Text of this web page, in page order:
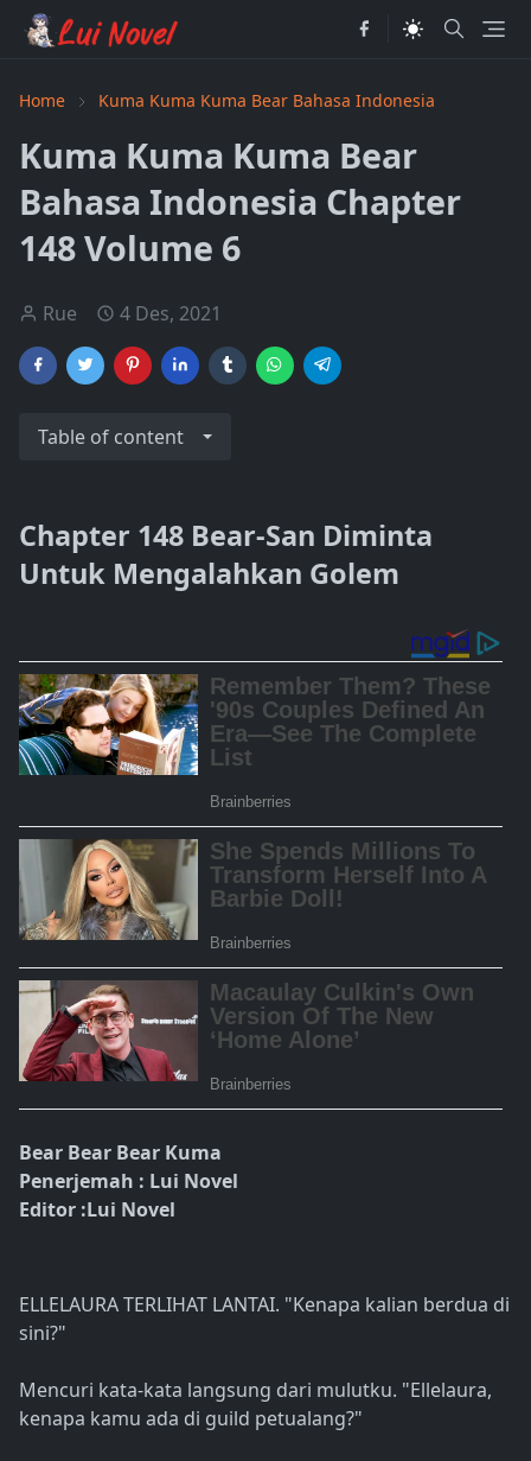
Home Kuma Kuma Kuma Bear Bahasa Indonesia
Kuma Kuma Kuma Bear
Bahasa Indonesia Chapter
148 Volume 6
Rue 4 Des, 2021
Table of content
Chapter 148 Bear-San Diminta
Untuk Mengalahkan Golem
Bear Bear Bear Kuma
Penerjemah : Lui Novel
Editor :Lui Novel
ELLELAURA TERLIHAT LANTAI. "Kenapa kalian berdua di
sini?"
Mencuri kata-kata langsung dari mulutku. "Ellelaura,
kenapa kamu ada di guild petualang?"